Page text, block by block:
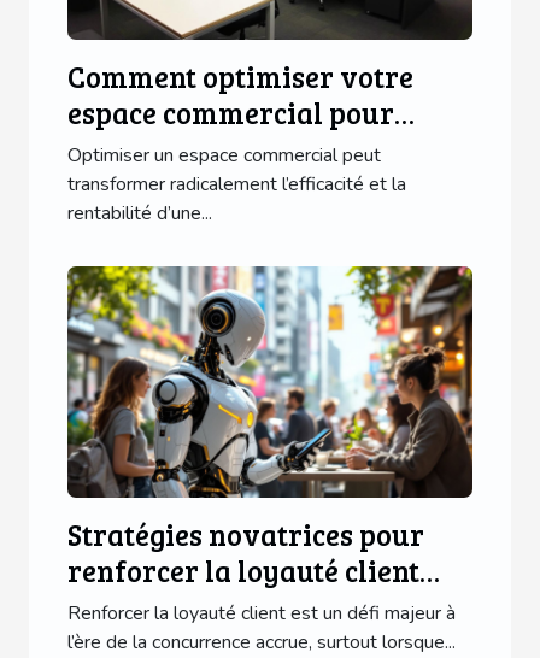
Comment optimiser votre
espace commercial pour
maximiser l'efficacité?
Optimiser un espace commercial peut
transformer radicalement l’efficacité et la
rentabilité d’une...
Stratégies novatrices pour
renforcer la loyauté client
sans offres traditionnelles
Renforcer la loyauté client est un défi majeur à
l’ère de la concurrence accrue, surtout lorsque...